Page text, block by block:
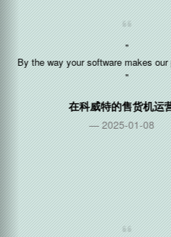
"Nice! This ui is
在新加坡的电
2024-